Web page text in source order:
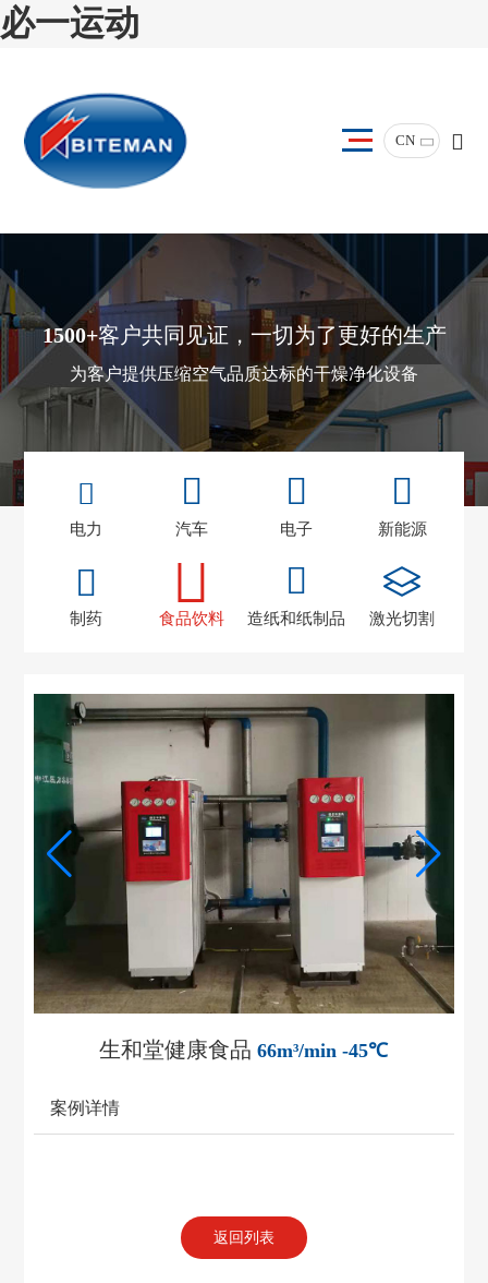
必一运动
CN
1500+客户共同见证，一切为了更好的生产
为客户提供压缩空气品质达标的干燥净化设备
电力 汽车 电子 新能源
制药 食品饮料 造纸和纸制品 激光切割
生和堂健康食品 66m³/min -45℃
案例详情
返回列表